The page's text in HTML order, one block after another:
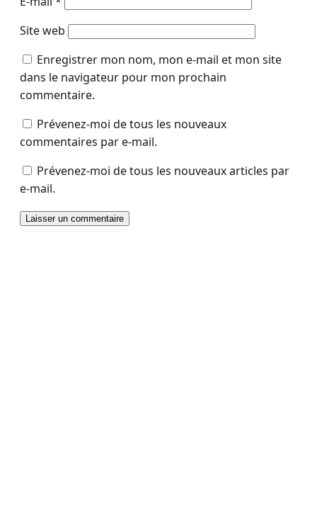
Site web
Enregistrer mon nom, mon e-mail et mon site
dans le navigateur pour mon prochain
commentaire.
Prévenez-moi de tous les nouveaux
commentaires par e-mail.
Prévenez-moi de tous les nouveaux articles par
e-mail.